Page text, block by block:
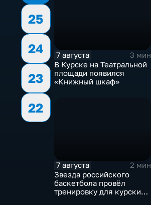
25
24
23
22
7 августа
3 мин
В Курске на Театральной
площади появился
«Книжный шкаф»
7 августа
2 мин
Звезда российского
баскетбола провёл
тренировку для курских